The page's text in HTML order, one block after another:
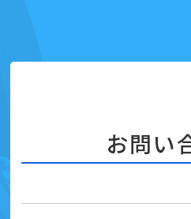
お問い